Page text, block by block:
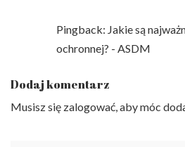
Pingback: Jakie są
ochronnej? - ASDM
Dodaj komentarz
Musisz się zalogować, aby móc